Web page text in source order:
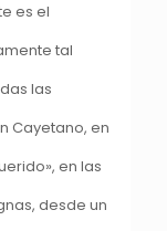
es el
tal
las
Cayetano, en
en las
desde un